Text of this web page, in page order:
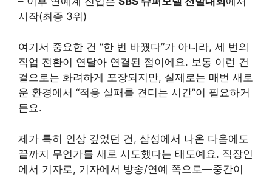
시작(최종 3위)
여기서 중요한 건 “한 번 바꿨다”가 아니라, 세 번의
직업 전환이 연달아 연결된 점이에요. 보통 이런 건
겉으로는 화려하게 포장되지만, 실제로는 매번 새로
운 환경에서 “적응 실패를 견디는 시간”이 필요하거
든요.
제가 특히 인상 깊었던 건, 삼성에서 나온 다음에도
끝까지 무언가를 새로 시도했다는 태도예요. 직장인
에서 기자로, 기자에서 방송/연예 쪽으로—중간이